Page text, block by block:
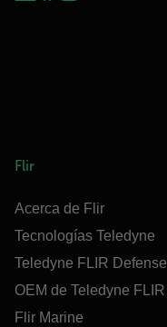
Flir
Acerca de Flir
Tecnologías Teledyne
Teledyne FLIR Defense
OEM de Teledyne FLIR
Flir Marine